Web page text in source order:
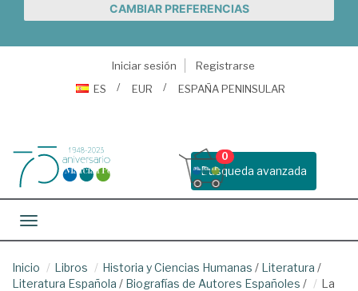
CAMBIAR PREFERENCIAS
Iniciar sesión
Registrarse
ES
EUR ESPAÑA PENINSULAR
Busqueda avanzada
0
Toggle navigation
Inicio Libros Historia y Ciencias Humanas / Literatura /
Literatura Española / Biografías de Autores Españoles /
La